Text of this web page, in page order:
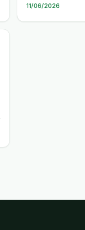
11/06/2026